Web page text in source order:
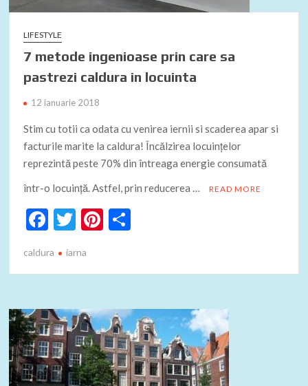
LIFESTYLE
7 metode ingenioase prin care sa
pastrezi caldura in locuinta
12 ianuarie 2018
Stim cu totii ca odata cu venirea iernii si scaderea apar si
facturile marite la caldura! Încălzirea locuinţelor
reprezintă peste 70% din întreaga energie consumată
într-o locuinţă. Astfel, prin reducerea …
READ MORE
F
e
o
o
k
T
itt
Pi
t
az
ă
caldura iarna